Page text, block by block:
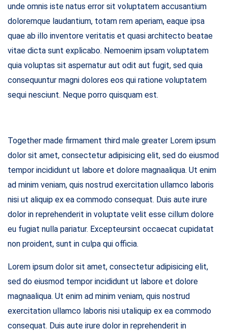
unde omnis iste natus error sit voluptatem accusantium
doloremque laudantium, totam rem aperiam, eaque ipsa
quae ab illo inventore veritatis et quasi architecto beatae
vitae dicta sunt explicabo. Nemoenim ipsam voluptatem
quia voluptas sit aspernatur aut odit aut fugit, sed quia
consequuntur magni dolores eos qui ratione voluptatem
sequi nesciunt. Neque porro quisquam est.
Together made firmament third male greater Lorem ipsum
dolor sit amet, consectetur adipisicing elit, sed do eiusmod
tempor incididunt ut labore et dolore magnaaliqua. Ut enim
ad minim veniam, quis nostrud exercitation ullamco laboris
nisi ut aliquip ex ea commodo consequat. Duis aute irure
dolor in reprehenderit in voluptate velit esse cillum dolore
eu fugiat nulla pariatur. Excepteursint occaecat cupidatat
non proident, sunt in culpa qui officia.
Lorem ipsum dolor sit amet, consectetur adipisicing elit,
sed do eiusmod tempor incididunt ut labore et dolore
magnaaliqua. Ut enim ad minim veniam, quis nostrud
exercitation ullamco laboris nisi utaliquip ex ea commodo
consequat. Duis aute irure dolor in reprehenderit in